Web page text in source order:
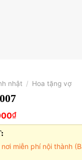
nhật / Hoa tặng vợ
₫Giá
hiện
700,000₫.
miễn phí nội thành